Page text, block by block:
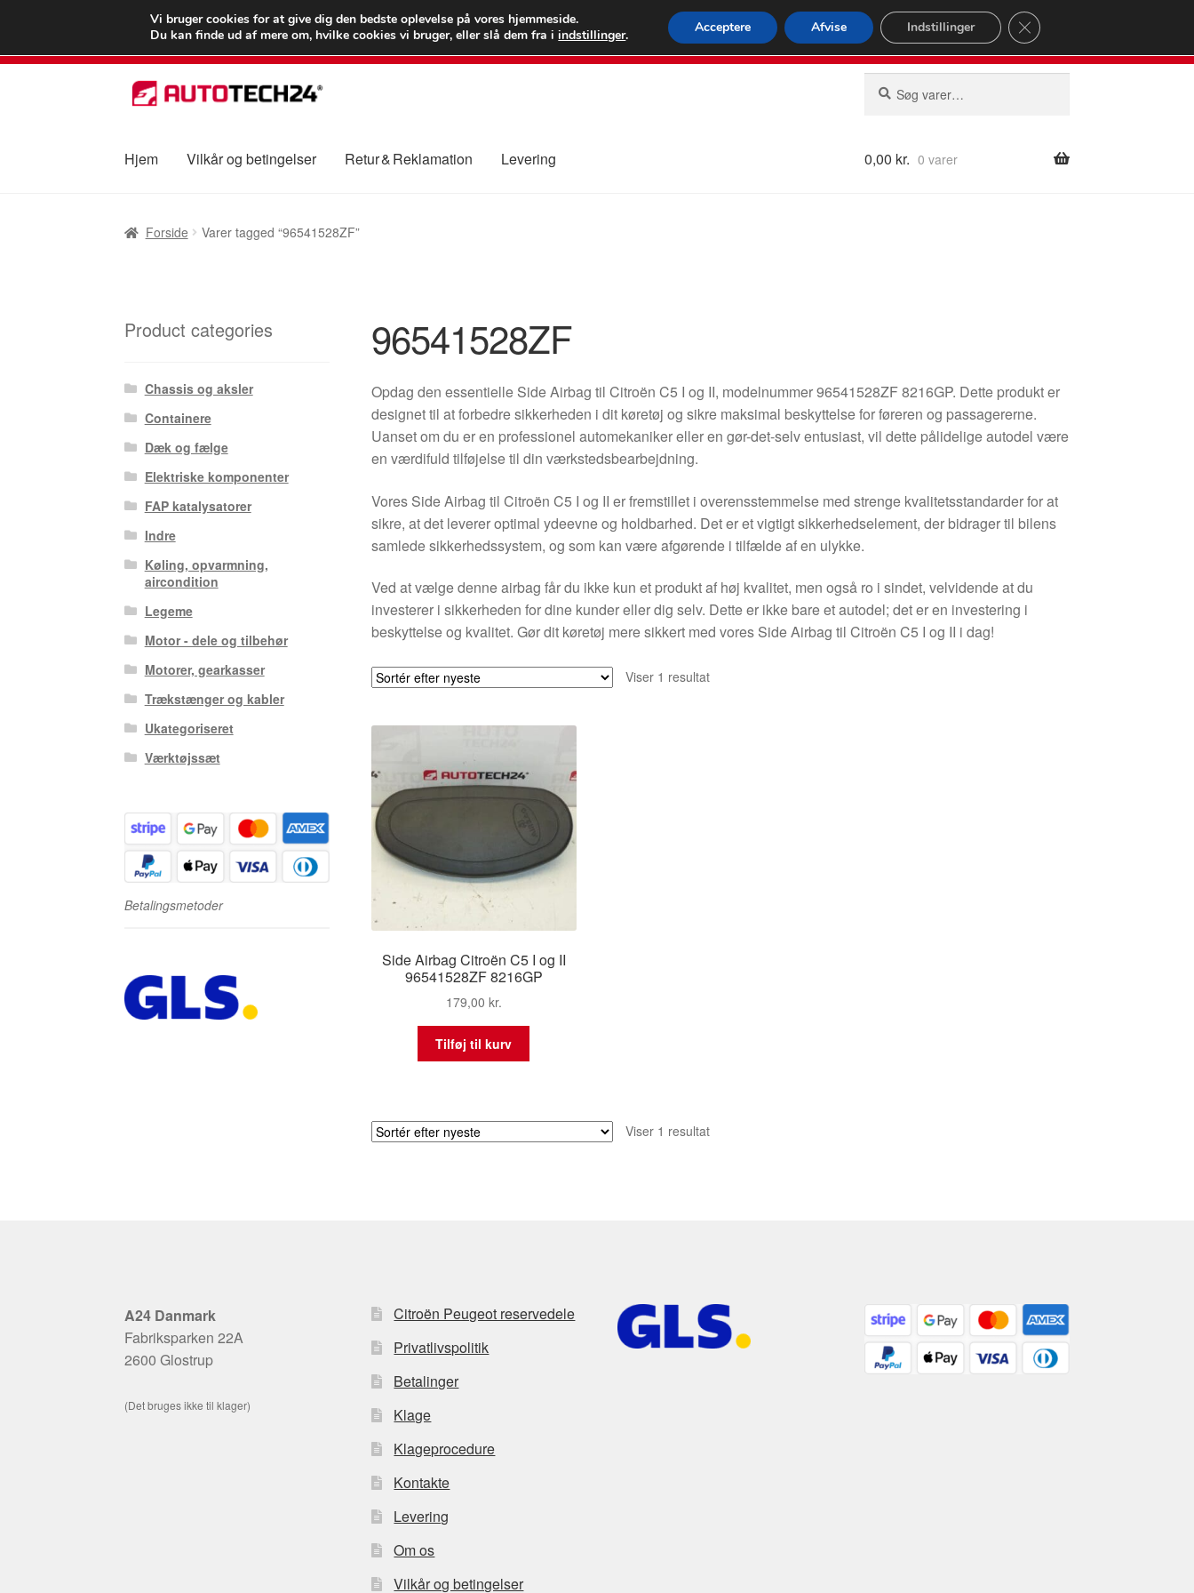
LEVERING fra 55 kr.
FEDEX verdensomspændende forsendelse
80 82 72 02Man-fre 9-16
Spring
til
Spring
til
efter:
Hjem Vilkår og betingelser Retur & Reklamation Levering 0,00 kr. 0 varer
Forside Varer tagged “96541528ZF”
96541528ZF
Opdag den essentielle Side Airbag til Citroën C5 I og II, modelnummer 96541528ZF 8216GP. Dette produkt er
designet til at forbedre sikkerheden i dit køretøj og sikre maksimal beskyttelse for føreren og passagererne.
Uanset om du er en professionel automekaniker eller en gør-det-selv entusiast, vil dette pålidelige autodel være
en værdifuld tilføjelse til din værkstedsbearbejdning.
Vores Side Airbag til Citroën C5 I og II er fremstillet i overensstemmelse med strenge kvalitetsstandarder for at
sikre, at det leverer optimal ydeevne og holdbarhed. Det er et vigtigt sikkerhedselement, der bidrager til bilens
samlede sikkerhedssystem, og som kan være afgørende i tilfælde af en ulykke.
Ved at vælge denne airbag får du ikke kun et produkt af høj kvalitet, men også ro i sindet, velvidende at du
investerer i sikkerheden for dine kunder eller dig selv. Dette er ikke bare et autodel; det er en investering i
beskyttelse og kvalitet. Gør dit køretøj mere sikkert med vores Side Airbag til Citroën C5 I og II i dag!
Viser 1 resultat
Side Airbag Citroën C5 I og II
96541528ZF 8216GP
179,00 kr.
Tilføj til kurv
Viser 1 resultat
Product categories
Chassis og aksler
Containere
Dæk og fælge
Elektriske komponenter
FAP katalysatorer
Indre
Køling, opvarmning,
aircondition
Legeme
Motor - dele og tilbehør
Motorer, gearkasser
Trækstænger og kabler
Ukategoriseret
Værktøjssæt
Betalingsmetoder
A24 Danmark
Fabriksparken 22A
2600 Glostrup
(Det bruges ikke til klager)
Citroën Peugeot reservedele
Privatlivspolitik
Betalinger
Klage
Klageprocedure
Kontakte
Levering
Om os
Vilkår og betingelser
Vi bruger cookies for at give dig den bedste oplevelse på vores hjemmeside.
Du kan finde ud af mere om, hvilke cookies vi bruger, eller slå dem fra iindstillinger. Acceptere Afvise Indstillinger Close GDPR Cookie Banner